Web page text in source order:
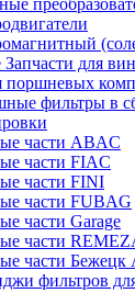
Запчасти для
поршневых
фильтры в
части ABAC
части FIAC
части FINI
части FUBAG
части Garage
части
части
фильтров